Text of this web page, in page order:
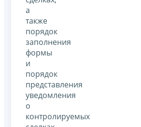
а
также
порядок
заполнения
формы
и
порядок
представления
уведомления
о
контролируемых